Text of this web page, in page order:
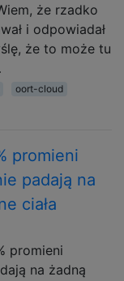
że rzadko
i odpowiadał
że to może tu
oort-cloud
promieni
padają na
ciała
promieni
na żadną